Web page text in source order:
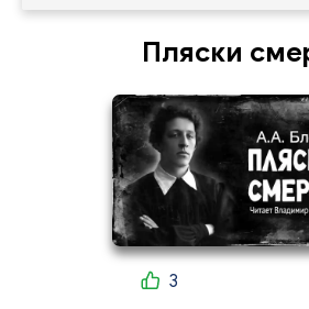
Пляски
3